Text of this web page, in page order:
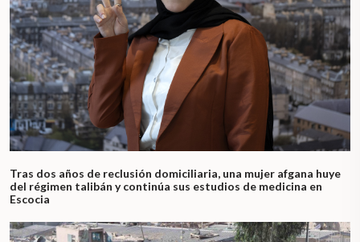
Tras dos años de reclusión domiciliaria, una mujer afgana huye
del régimen talibán y continúa sus estudios de medicina en
Escocia